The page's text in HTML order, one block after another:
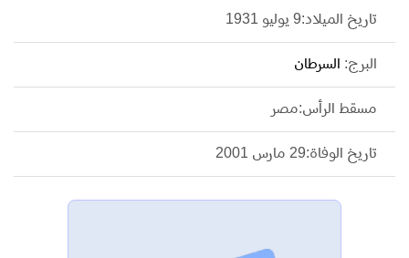
تاريخ الميلاد:9 يوليو 1931
البرج: السرطان
مسقط الرأس:مصر
تاريخ الوفاة:29 مارس 2001